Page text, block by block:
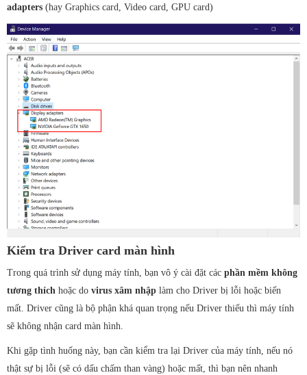
adapters (hay Graphics card, Video card, GPU card)
Kiểm tra Driver card màn hình
Trong quá trình sử dụng máy tính, bạn vô ý cài đặt các phần mềm không
tương thích hoặc do virus xâm nhập làm cho Driver bị lỗi hoặc biến
mất. Driver cũng là bộ phận khá quan trọng nếu Driver thiếu thì máy tính
sẽ không nhận card màn hình.
Khi gặp tình huống này, bạn cần kiểm tra lại Driver của máy tính, nếu nó
thật sự bị lỗi (sẽ có dấu chấm than vàng) hoặc mất, thì bạn nên nhanh